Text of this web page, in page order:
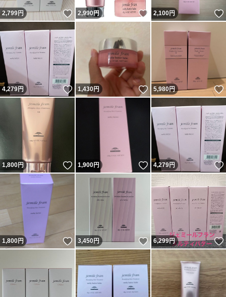
2,799円 いいね！
2,990円 いいね！
2,100円
4,279円 いいね！
1,430円 いいね！
5,980円
1,800円 いいね！
1,900円 いいね！
4,279円
1,800円 いいね！
3,450円 いいね！
6,299円